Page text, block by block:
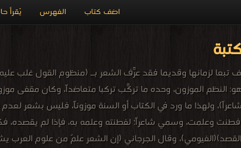
يُقرأ الفهرس اضف كتاب
تبعا لزمانها وقديما فقد عرّف الشعر بـ (منظوم القول غلب
النظم الموزون، وحده ما تركّب تركباً متعاضداً، وكان مقفى
ولهذا ما ورد في الكتاب أو السنة موزوناً، فليس بشعر
وعلمت، وسمي شاعراً؛ لفطنته وعلمه به، فإذا لم يقصده،
وقال الجرجاني (إن الشعر علمٌ من علوم العرب